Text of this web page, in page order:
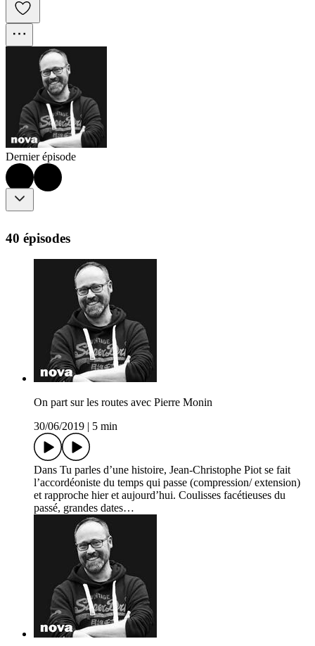
Dernier épisode
40 épisodes
On part sur les routes avec Pierre Monin
30/06/2019
5 min
Dans Tu parles d’une histoire, Jean-Christophe Piot se fait
l’accordéoniste du temps qui passe (compression/ extension)
et rapproche hier et aujourd’hui. Coulisses facétieuses du
passé, grandes dates…